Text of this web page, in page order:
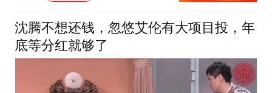
沈腾不想还钱，忽悠艾伦有大项目投，年
底等分红就够了